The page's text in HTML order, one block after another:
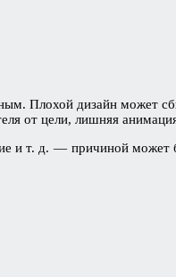
Плохой дизайн может
от цели, лишняя
и т. д. — причиной может